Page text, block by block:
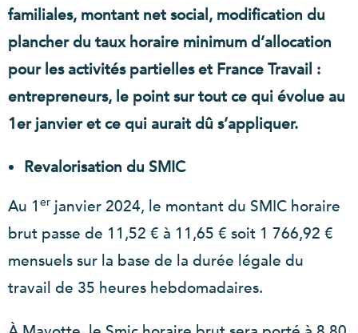
familiales, montant net social, modification du
plancher du taux horaire minimum d’allocation
pour les activités partielles et France Travail :
entrepreneurs, le point sur tout ce qui évolue au
1er janvier et ce qui aurait dû s’appliquer.
Revalorisation du SMIC
Au 1 er janvier 2024, le montant du SMIC horaire
brut passe de 11,52 € à 11,65 € soit 1 766,92 €
mensuels sur la base de la durée légale du
travail de 35 heures hebdomadaires.